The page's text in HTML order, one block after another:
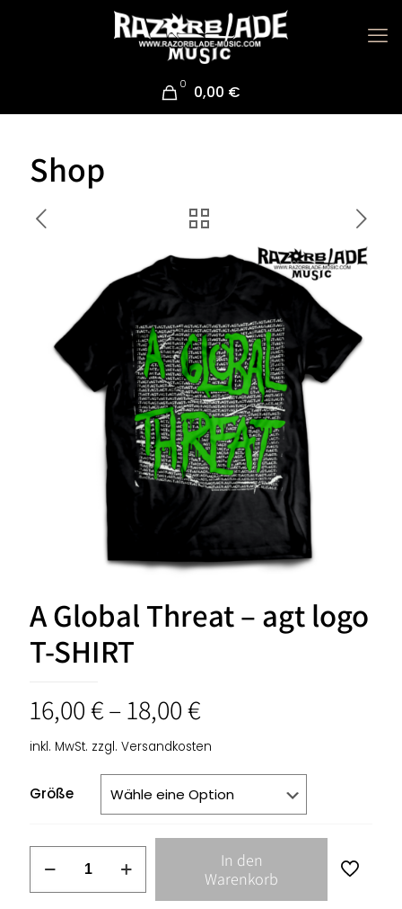
0 0,00 €
Shop
A Global Threat – agt logo
T-SHIRT
16,00€–18,00€
inkl. MwSt. zzgl. Versandkosten
Größe
Global
Threat
In den
Warenkorb